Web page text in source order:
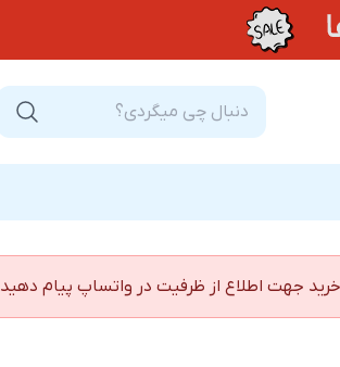
جهت اطلاع از ظرفیت در واتساپ پیام دهید